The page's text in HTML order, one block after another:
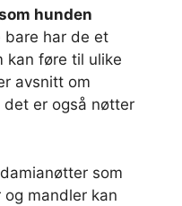
hunden
bare har de et
kan føre til ulike
avsnitt om
er også nøtter
som
mandler kan